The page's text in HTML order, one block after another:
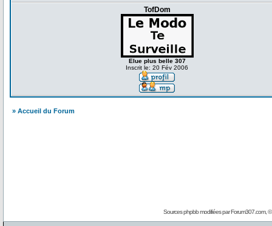
TofDom
Elue plus belle 307
Inscrit le: 20 Fév 2006
» Accueil du Forum
Sources phpbb modifiées parForum307.com, ©